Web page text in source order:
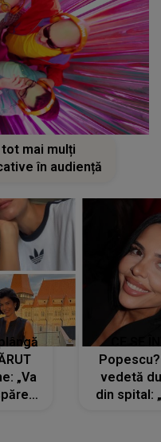
mai mulți
în audiență
„Va
vedetă
din spital: